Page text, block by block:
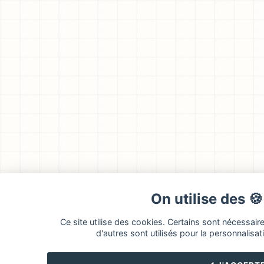
On utilise des
Ce site utilise des cookies. Certains sont
d'autres sont utilisés pour la